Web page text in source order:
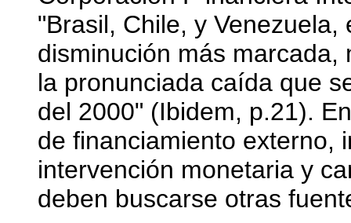
"Brasil, Chile, y
disminución más marcada,
la pronunciada caída que
del 2000" (Ibidem, p.21).
de financiamiento externo,
intervención monetaria y
deben buscarse otras